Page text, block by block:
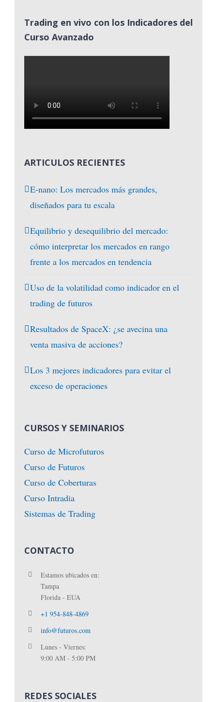
Trading en vivo con los Indicadores del
Curso Avanzado
ARTICULOS RECIENTES
E-nano: Los mercados más grandes,
diseñados para tu escala
Equilibrio y desequilibrio del mercado:
cómo interpretar los mercados en rango
frente a los mercados en tendencia
Uso de la volatilidad como indicador en el
trading de futuros
Resultados de SpaceX: ¿se avecina una
venta masiva de acciones?
Los 3 mejores indicadores para evitar el
exceso de operaciones
CURSOS Y SEMINARIOS
Curso de Microfuturos
Curso de Futuros
Curso de Coberturas
Curso Intradia
Sistemas de Trading
CONTACTO
Estamos ubicados en:
Tampa
Florida - EUA
+1 954-848-4869
info@futuros.com
Lunes - Viernes:
9:00 AM - 5:00 PM
REDES SOCIALES